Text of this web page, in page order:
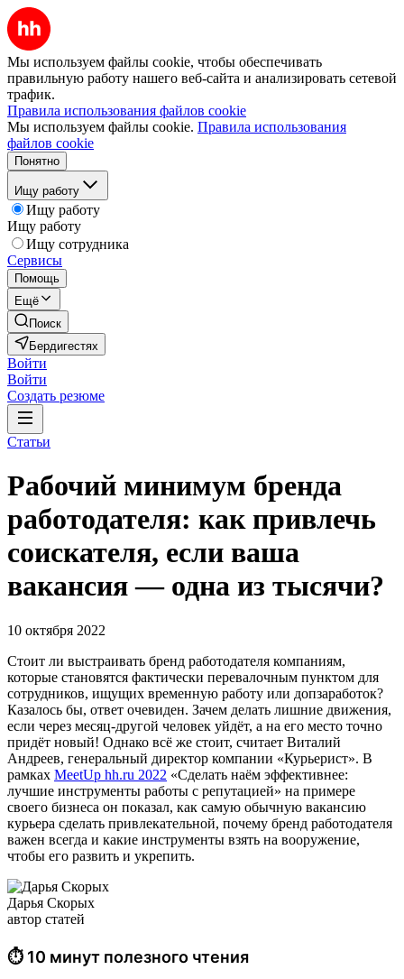
Мы используем файлы cookie, чтобы обеспечивать
правильную работу нашего веб-сайта и анализировать сетевой
трафик.
Правила использования файлов cookie
Мы используем файлы cookie. Правила использования
файлов cookie
Понятно
Ищу работу
Ищу работу
Ищу работу
Ищу сотрудника
Сервисы
Помощь
Ещё
Поиск
Бердигестях
Войти
Войти
Создать резюме
Статьи
Рабочий минимум бренда
работодателя: как привлечь
соискателя, если ваша
вакансия — одна из тысячи?
10 октября 2022
Стоит ли выстраивать бренд работодателя компаниям,
которые становятся фактически перевалочным пунктом для
сотрудников, ищущих временную работу или допзаработок?
Казалось бы, ответ очевиден. Зачем делать лишние движения,
если через месяц-другой человек уйдёт, а на его место точно
придёт новый! Однако всё же стоит, считает Виталий
Андреев, генеральный директор компании «Курьерист». В
рамках MeetUp hh.ru 2022 «Сделать наём эффективнее:
лучшие инструменты работы с репутацией» на примере
своего бизнеса он показал, как самую обычную вакансию
курьера сделать привлекательной, почему бренд работодателя
важен всегда и какие инструменты взять на вооружение,
чтобы его развить и укрепить.
Дарья Скорых
автор статей
⏱ 10 минут полезного чтения